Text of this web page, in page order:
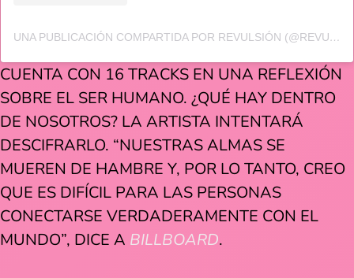
UNA PUBLICACIÓN COMPARTIDA POR REVULSIÓN (@REVULSION.MX)
CUENTA CON 16 TRACKS EN UNA REFLEXIÓN
SOBRE EL SER HUMANO. ¿QUÉ HAY DENTRO
DE NOSOTROS? LA ARTISTA INTENTARÁ
DESCIFRARLO. “NUESTRAS ALMAS SE
MUEREN DE HAMBRE Y, POR LO TANTO, CREO
QUE ES DIFÍCIL PARA LAS PERSONAS
CONECTARSE VERDADERAMENTE CON EL
MUNDO”, DICE A BILLBOARD.